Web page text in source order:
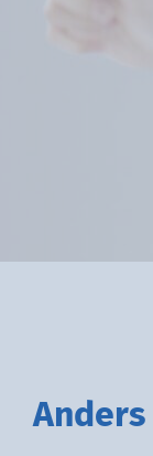
Anders